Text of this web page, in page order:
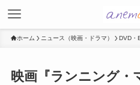
ホーム ニュース（映画・ドラマ） DVD・
映画『ランニング・